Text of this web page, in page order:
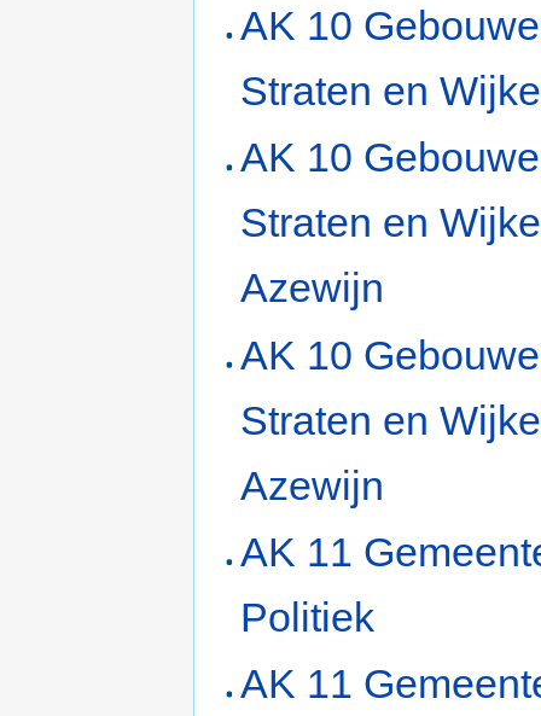
AK 10
Straten en
AK 10
Straten en
Azewijn
AK 10
Straten en
Azewijn
AK 11
Politiek
AK 11